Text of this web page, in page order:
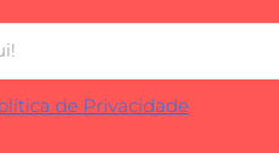
de Privacidade